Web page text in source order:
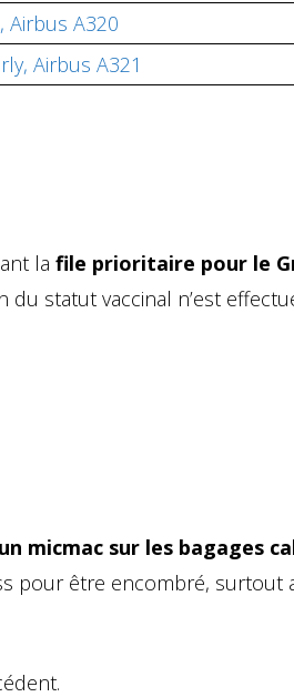
Airbus A320
Airbus A321
la file prioritaire pour le
statut vaccinal n’est
un micmac sur les bagages
pour être encombré, surtout